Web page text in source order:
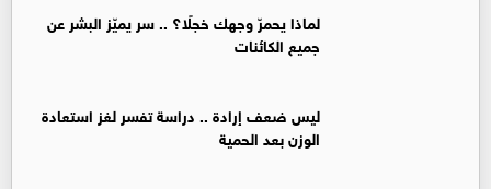
لماذا يحمرّ وجهك خجلًا؟ .. سر يميّز البشر عن
جميع الكائنات
ليس ضعف إرادة .. دراسة تفسر لغز استعادة
الوزن بعد الحمية